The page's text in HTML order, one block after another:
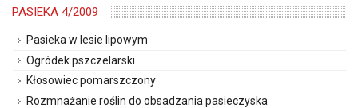
PASIEKA 4/2009
Pasieka w lesie lipowym
Ogródek pszczelarski
Kłosowiec pomarszczony
Rozmnażanie roślin do obsadzania pasieczyska